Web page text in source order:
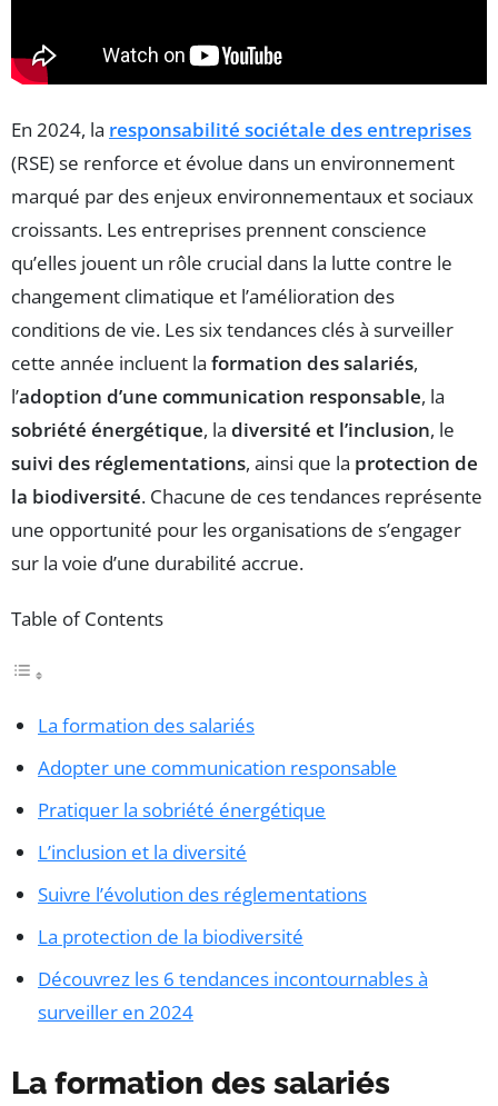
En 2024, la responsabilité sociétale des entreprises
(RSE) se renforce et évolue dans un environnement
marqué par des enjeux environnementaux et sociaux
croissants. Les entreprises prennent conscience
qu’elles jouent un rôle crucial dans la lutte contre le
changement climatique et l’amélioration des
conditions de vie. Les six tendances clés à surveiller
cette année incluent la formation des salariés,
l’adoption d’une communication responsable, la
sobriété énergétique, la diversité et l’inclusion, le
suivi des réglementations, ainsi que la protection de
la biodiversité. Chacune de ces tendances représente
une opportunité pour les organisations de s’engager
sur la voie d’une durabilité accrue.
Table of Contents
La formation des salariés
Adopter une communication responsable
Pratiquer la sobriété énergétique
L’inclusion et la diversité
Suivre l’évolution des réglementations
La protection de la biodiversité
Découvrez les 6 tendances incontournables à
surveiller en 2024
La formation des salariés